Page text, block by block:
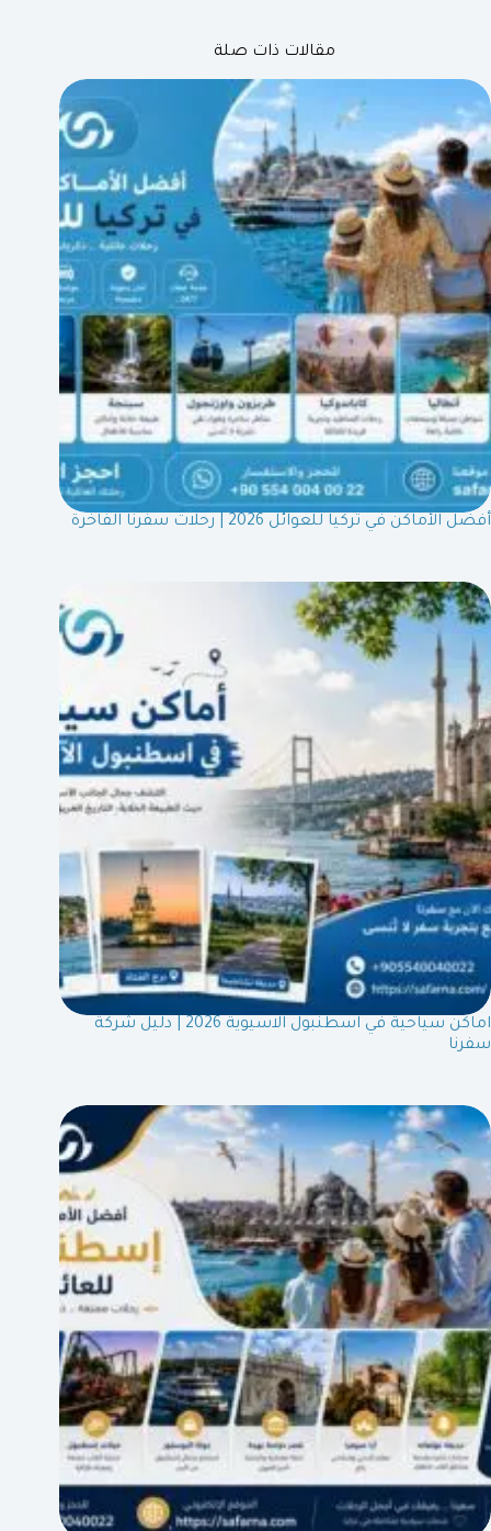
مقالات ذات صلة
أفضل الأماكن في تركيا للعوائل 2026 | رحلات سفرنا الفاخرة
اماكن سياحية في اسطنبول الاسيوية 2026 | دليل شركة
سفرنا